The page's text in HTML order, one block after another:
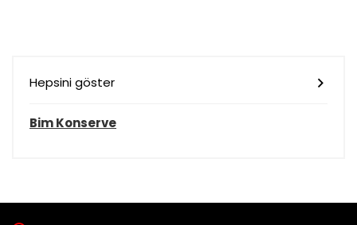
Hepsini göster
Bim Konserve